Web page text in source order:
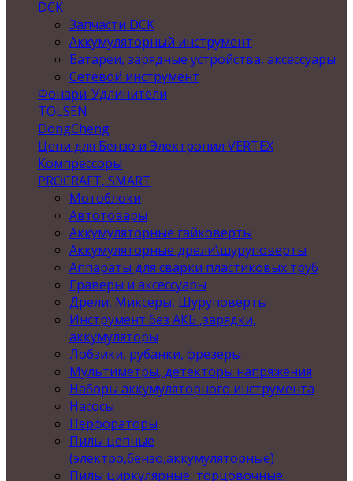
DCK
Запчасти DCK
Аккумуляторный инструмент
Батареи, зарядные устройства, аксессуары
Сетевой инструмент
Фонари-Удлинители
TOLSEN
DongCheng
Цепи для Бензо и Электропил VERTEX
Компрессоры
PROCRAFT, SMART
Мотоблоки
Автотовары
Аккумуляторные гайковерты
Аккумуляторные дрели\шуруповерты
Аппараты для сварки пластиковых труб
Граверы и аксессуары
Дрели, Миксеры, Шуруповерты
Инструмент без АКБ ,зарядки,
аккумуляторы
Лобзики, рубанки, фрезеры
Мультиметры, детекторы напряжения
Наборы аккумуляторного инструмента
Насосы
Перфораторы
Пилы цепные
(электро,бензо,аккумуляторные)
Пилы циркулярные, торцовочные,